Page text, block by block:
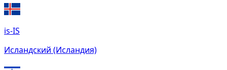
is-IS
Исландский (Исландия)